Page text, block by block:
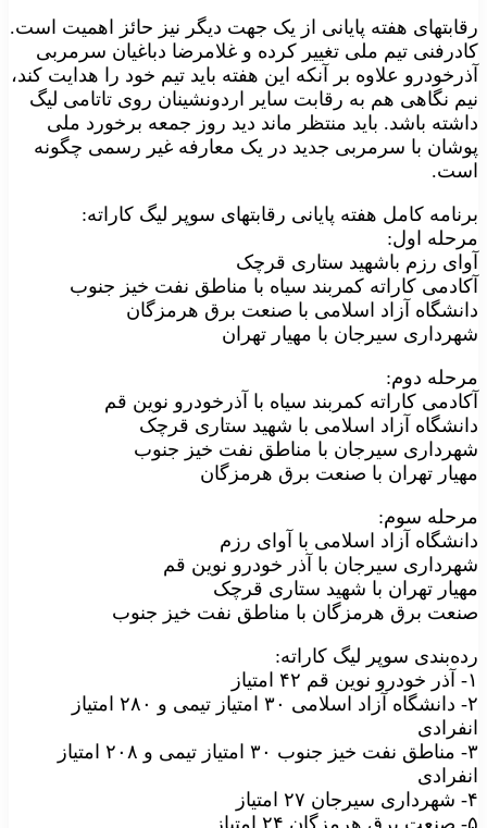
رقابتهای هفته پایانی از یک جهت دیگر نیز حائز اهمیت است.
کادرفنی تیم ملی تغییر کرده و غلامرضا دباغیان سرمربی
آذرخودرو علاوه بر آنکه این هفته باید تیم خود را هدایت کند،
نیم نگاهی هم به رقابت سایر اردونشینان روی تاتامی لیگ
داشته باشد. باید منتظر ماند دید روز جمعه برخورد ملی
پوشان با سرمربی جدید در یک معارفه غیر رسمی چگونه
است.
برنامه کامل هفته پایانی رقابتهای سوپر لیگ کاراته:
مرحله اول:
آوای رزم باشهید ستاری قرچک
آکادمی کاراته کمربند سیاه با مناطق نفت خیز جنوب
دانشگاه آزاد اسلامی با صنعت برق هرمزگان
شهرداری سیرجان با مهیار تهران
مرحله دوم:
آکادمی کاراته کمربند سیاه با آذرخودرو نوین قم
دانشگاه آزاد اسلامی با شهید ستاری قرچک
شهرداری سیرجان با مناطق نفت خیز جنوب
مهیار تهران با صنعت برق هرمزگان
مرحله سوم:
دانشگاه آزاد اسلامی با آوای رزم
شهرداری سیرجان با آذر خودرو نوین قم
مهیار تهران با شهید ستاری قرچک
صنعت برق هرمزگان با مناطق نفت خیز جنوب
رده‌بندی سوپر لیگ کاراته:
۱- آذر خودرو نوین قم ۴۲ امتیاز
۲- دانشگاه آزاد اسلامی ۳۰ امتیاز تیمی و ۲۸۰ امتیاز
انفرادی
۳- مناطق نفت خیز جنوب ۳۰ امتیاز تیمی و ۲۰۸ امتیاز
انفرادی
۴- شهرداری سیرجان ۲۷ امتیاز